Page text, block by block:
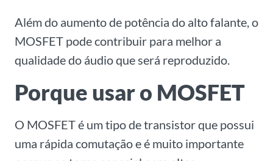
Além do aumento de potência do alto falante, o
MOSFET pode contribuir para melhor a
qualidade do áudio que será reproduzido.
Porque usar o MOSFET
O MOSFET é um tipo de transistor que possui
uma rápida comutação e é muito importante